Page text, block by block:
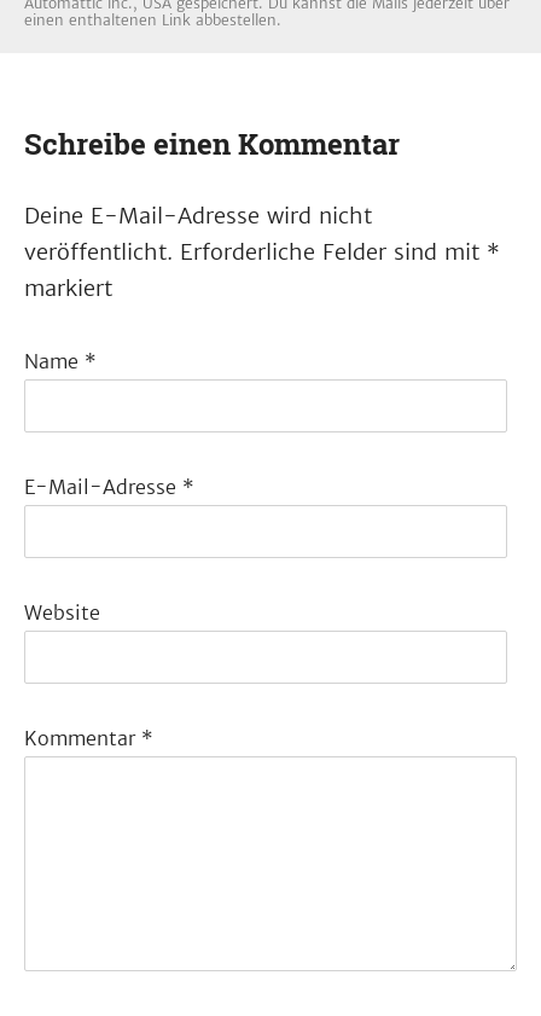
einen enthaltenen Link abbestellen.
Schreibe einen Kommentar
Deine E-Mail-Adresse wird nicht
veröffentlicht. Erforderliche Felder sind mit *
markiert
Name *
E-Mail-Adresse *
Website
Kommentar *